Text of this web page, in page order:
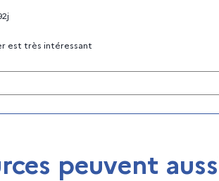
est très intéressant
peuvent